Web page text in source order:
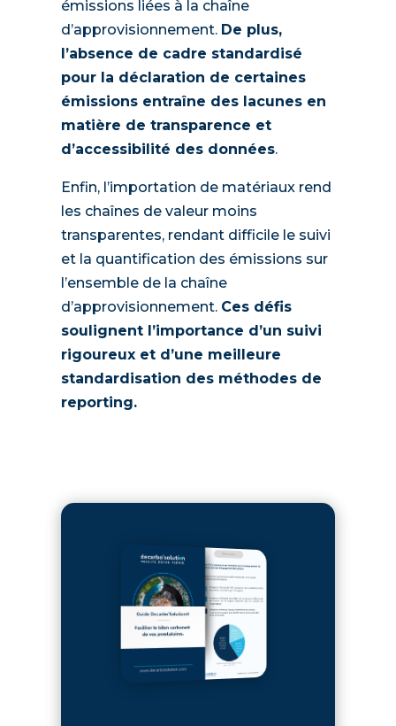
émissions liées à la chaîne
d’approvisionnement. De plus,
l’absence de cadre standardisé
pour la déclaration de certaines
émissions entraîne des lacunes en
matière de transparence et
d’accessibilité des données.
Enfin, l’importation de matériaux rend
les chaînes de valeur moins
transparentes, rendant difficile le suivi
et la quantification des émissions sur
l’ensemble de la chaîne
d’approvisionnement. Ces défis
soulignent l’importance d’un suivi
rigoureux et d’une meilleure
standardisation des méthodes de
reporting.